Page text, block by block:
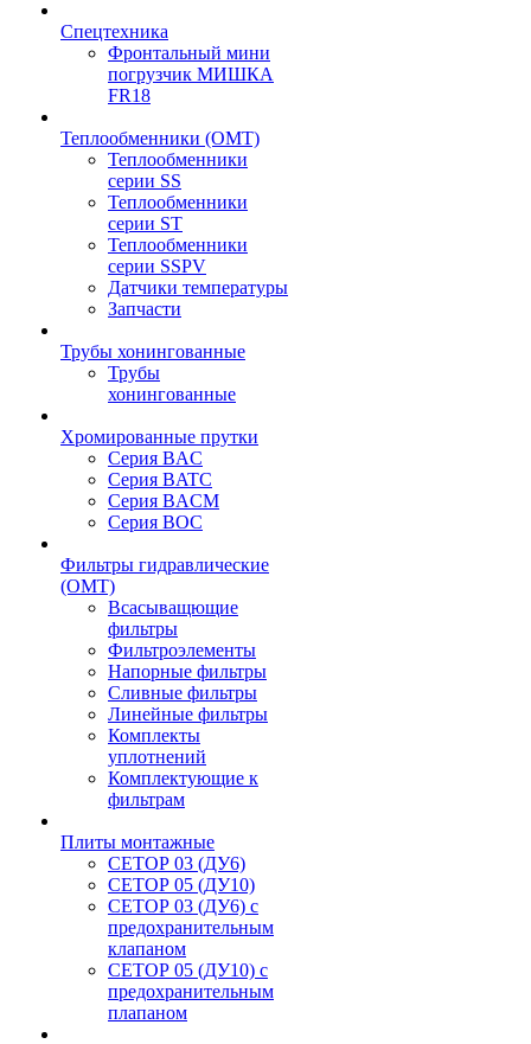
Спецтехника
Фронтальный мини
погрузчик МИШКА
FR18
Теплообменники (OMT)
Теплообменники
серии SS
Теплообменники
серии ST
Теплообменники
серии SSPV
Датчики температуры
Запчасти
Трубы хонингованные
Трубы
хонингованные
Хромированные прутки
Серия BAC
Серия BATC
Серия BACM
Серия BOC
Фильтры гидравлические
(OMT)
Всасыващющие
фильтры
Фильтроэлементы
Напорные фильтры
Сливные фильтры
Линейные фильтры
Комплекты
уплотнений
Комплектующие к
фильтрам
Плиты монтажные
CЕТОР 03 (ДУ6)
CЕТОР 05 (ДУ10)
CЕТОР 03 (ДУ6) с
предохранительным
клапаном
CЕТОР 05 (ДУ10) с
предохранительным
плапаном